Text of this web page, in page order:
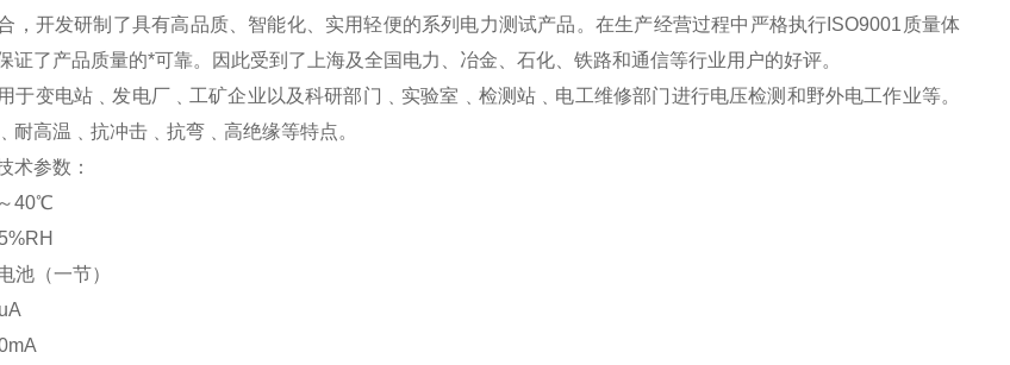
，开发研制了具有高品质、智能化、实用轻便的系列电力测试产品。在生产经营过程中严格执行ISO9001质量体
证了产品质量的*可靠。因此受到了上海及全国电力、冶金、石化、铁路和通信等行业用户的好评。
于变电站﹑发电厂﹑工矿企业以及科研部门﹑实验室﹑检测站﹑电工维修部门进行电压检测和野外电工作业等。
耐高温﹑抗冲击﹑抗弯﹑高绝缘等特点。
术参数：
40℃
池（一节）